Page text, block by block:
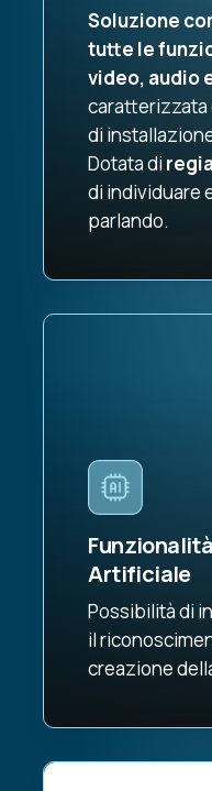
Soluzione
tutte le
video, audio
caratterizzata
di
Dotata di
di individuare
parlando.
Artificiale
Possibilità di
il
creazione